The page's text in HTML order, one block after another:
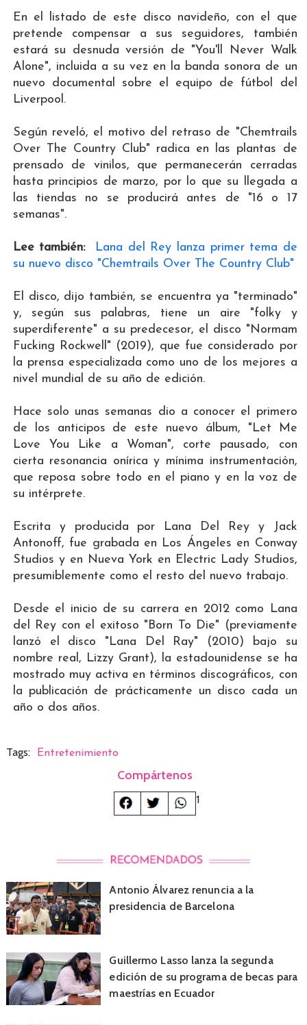
En el listado de este disco navideño, con el que
pretende compensar a sus seguidores, también
estará su desnuda versión de "You'll Never Walk
Alone", incluida a su vez en la banda sonora de un
nuevo documental sobre el equipo de fútbol del
Liverpool.
Según reveló, el motivo del retraso de "Chemtrails
Over The Country Club" radica en las plantas de
prensado de vinilos, que permanecerán cerradas
hasta principios de marzo, por lo que su llegada a
las tiendas no se producirá antes de "16 o 17
semanas".
Lee también:
Lana del Rey lanza primer tema de
su nuevo disco "Chemtrails Over The Country Club"
El disco, dijo también, se encuentra ya "terminado"
y, según sus palabras, tiene un aire "folky y
superdiferente" a su predecesor, el disco "Normam
Fucking Rockwell" (2019), que fue considerado por
la prensa especializada como uno de los mejores a
nivel mundial de su año de edición.
Hace solo unas semanas dio a conocer el primero
de los anticipos de este nuevo álbum, "Let Me
Love You Like a Woman", corte pausado, con
cierta resonancia onírica y mínima instrumentación,
que reposa sobre todo en el piano y en la voz de
su intérprete.
Escrita y producida por Lana Del Rey y Jack
Antonoff, fue grabada en Los Ángeles en Conway
Studios y en Nueva York en Electric Lady Studios,
presumiblemente como el resto del nuevo trabajo.
Desde el inicio de su carrera en 2012 como Lana
del Rey con el exitoso "Born To Die" (previamente
lanzó el disco "Lana Del Ray" (2010) bajo su
nombre real, Lizzy Grant), la estadounidense se ha
mostrado muy activa en términos discográficos, con
la publicación de prácticamente un disco cada un
año o dos años.
Tags: Entretenimiento
Compártenos
1
Antonio Álvarez renuncia a la
presidencia de Barcelona
Guillermo Lasso lanza la segunda
edición de su programa de becas para
maestrías en Ecuador